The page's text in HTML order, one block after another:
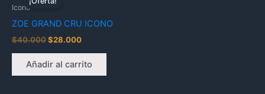
Icono
ZOE GRAND CRU ICONO
$40.000
original
$40.000.
$28.000
$28.000.
Añadir al carrito